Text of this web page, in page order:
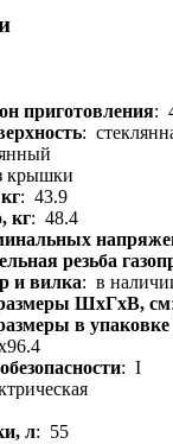
приготовления:
:
крышки
: 43.9
кг: 48.4
резьба
и вилка: в
ШхГхВ, см
в
: I
л: 55